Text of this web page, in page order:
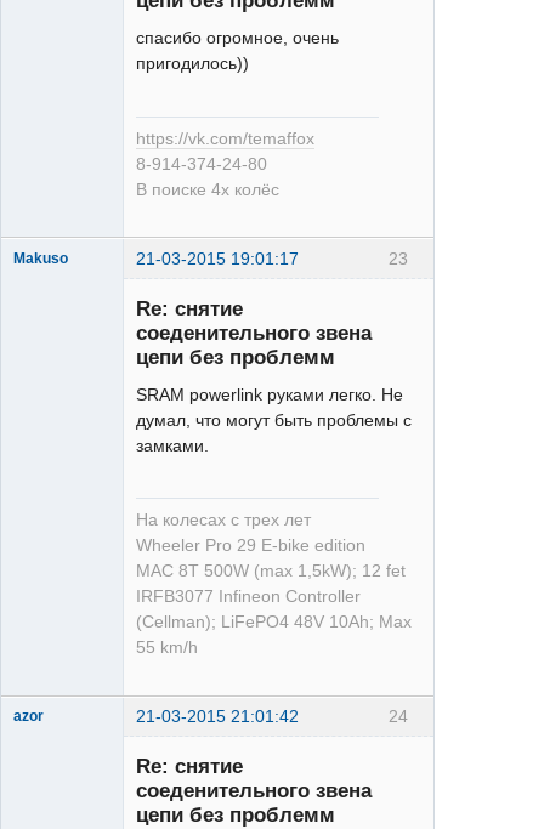
спасибо огромное, очень
пригодилось))
https://vk.com/temaffox
8-914-374-24-80
В поиске 4х колёс
23
Makuso 21-03-2015 19:01:17
Re: снятие
соеденительного звена
цепи без проблемм
SRAM powerlink руками легко. Не
думал, что могут быть проблемы с
замками.
На колесах с трех лет
Wheeler Pro 29 E-bike edition
MAC 8T 500W (max 1,5kW); 12 fet
IRFB3077 Infineon Controller
(Cellman); LiFePO4 48V 10Ah; Max
55 km/h
24
azor 21-03-2015 21:01:42
Re: снятие
соеденительного звена
цепи без проблемм